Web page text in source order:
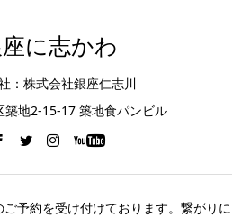
に志かわ
：株式会社銀座仁志川
築地2-15-17 築地食パンビル
予約を受け付けております。繋がりに